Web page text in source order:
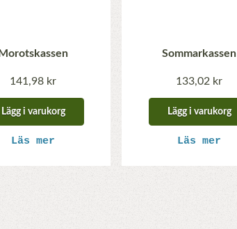
Morotskassen
141,98 kr
Lägg i varukorg
Läs mer
Sommarkassen
133,02 kr
Lägg i varukorg
Läs mer